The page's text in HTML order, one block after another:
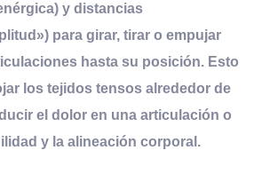
y distancias
para girar, tirar o empujar
hasta su posición. Esto
los tejidos tensos alrededor de
el dolor en una articulación o
y la alineación corporal.